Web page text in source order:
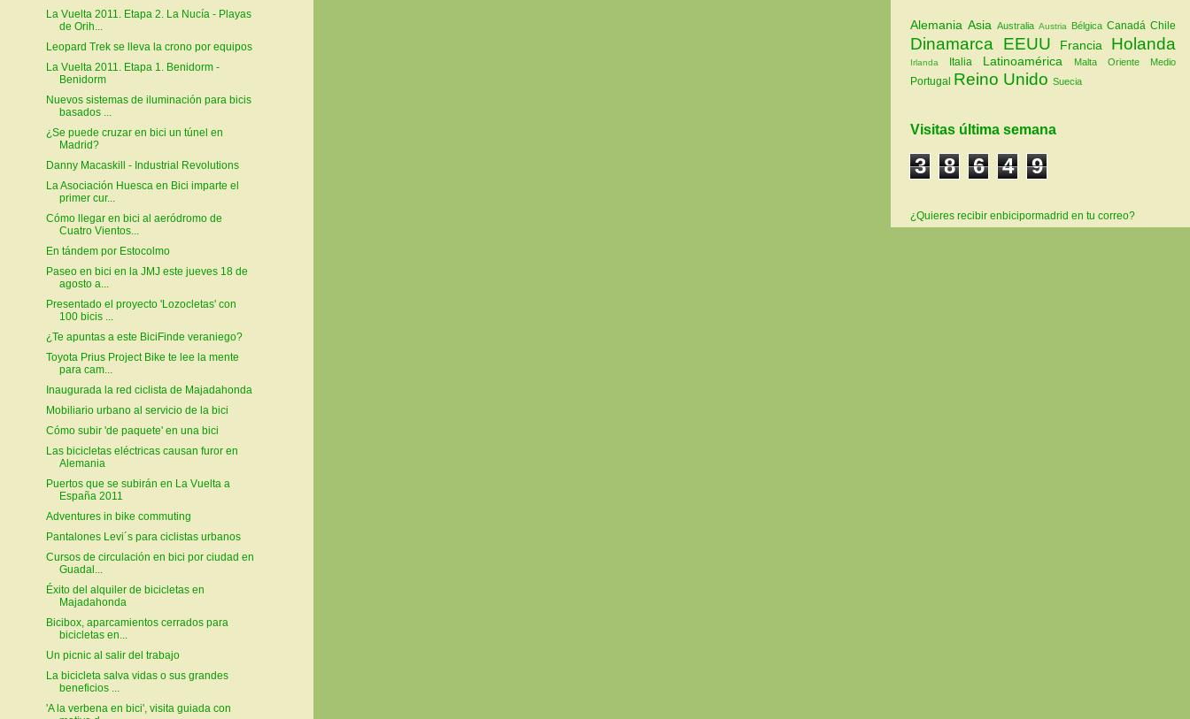
La Vuelta 2011. Etapa 2. La Nucía - Playas
de Orih...
Leopard Trek se lleva la crono por equipos
La Vuelta 2011. Etapa 1. Benidorm -
Benidorm
Nuevos sistemas de iluminación para bicis
basados ...
¿Se puede cruzar en bici un túnel en
Madrid?
Danny Macaskill - Industrial Revolutions
La Asociación Huesca en Bici imparte el
primer cur...
Cómo llegar en bici al aeródromo de
Cuatro Vientos...
En tándem por Estocolmo
Paseo en bici en la JMJ este jueves 18 de
agosto a...
Presentado el proyecto 'Lozocletas' con
100 bicis ...
¿Te apuntas a este BiciFinde veraniego?
Toyota Prius Project Bike te lee la mente
para cam...
Inaugurada la red ciclista de Majadahonda
Mobiliario urbano al servicio de la bici
Cómo subir 'de paquete' en una bici
Las bicicletas eléctricas causan furor en
Alemania
Puertos que se subirán en La Vuelta a
España 2011
Adventures in bike commuting
Pantalones Levi´s para ciclistas urbanos
Cursos de circulación en bici por ciudad en
Guadal...
Éxito del alquiler de bicicletas en
Majadahonda
Bicibox, aparcamientos cerrados para
bicicletas en...
Un picnic al salir del trabajo
La bicicleta salva vidas o sus grandes
beneficios ...
'A la verbena en bici', visita guiada con
Alemania Asia Australia Austria Bélgica Canadá Chile
Dinamarca EEUU Francia Holanda
Irlanda Italia Latinoamérica Malta Oriente Medio
Portugal Reino Unido Suecia
Visitas última semana
3 8 6 4 9
¿Quieres recibir enbicipormadrid en tu correo?